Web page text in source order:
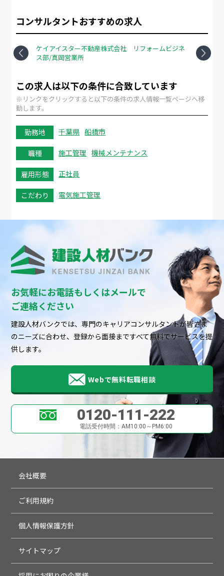
コンサルタントおすすめの求人
ケイアイスター不動産株式会社 リフォームビジネ
ス部/真岡営業所
ケイ
ス部
この求人は以下の条件に合致しています
※リンクをクリックすると以下の条件の求人情報一覧ページへ移
動します。
勤務地 千葉県 船橋市
職種 施工管理 機械メンテナンス
雇用形態 正社員
こだわり 電気施工管理
お気軽にお電話もしくはメールで
ご連絡ください
建設人材バンクでは、専門のキャリアコンサルタントが皆さま
のニーズに合わせ、登録から面接まですべて無料でサービスを提
供します。
Webで無料転職相談
0120-111-222
電話受付時間：AM10:00～PM6:00
会社概要
ご利用規約
個人情報保護方針
サイトマップ